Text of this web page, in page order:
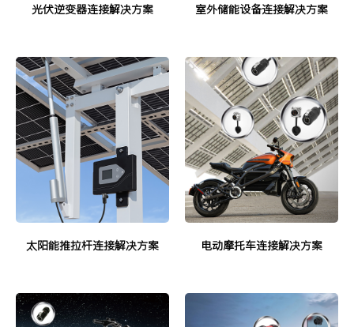
光伏逆变器连接解决方案 室外储能设备连接解决方案
太阳能推拉杆连接解决方案 电动摩托车连接解决方案